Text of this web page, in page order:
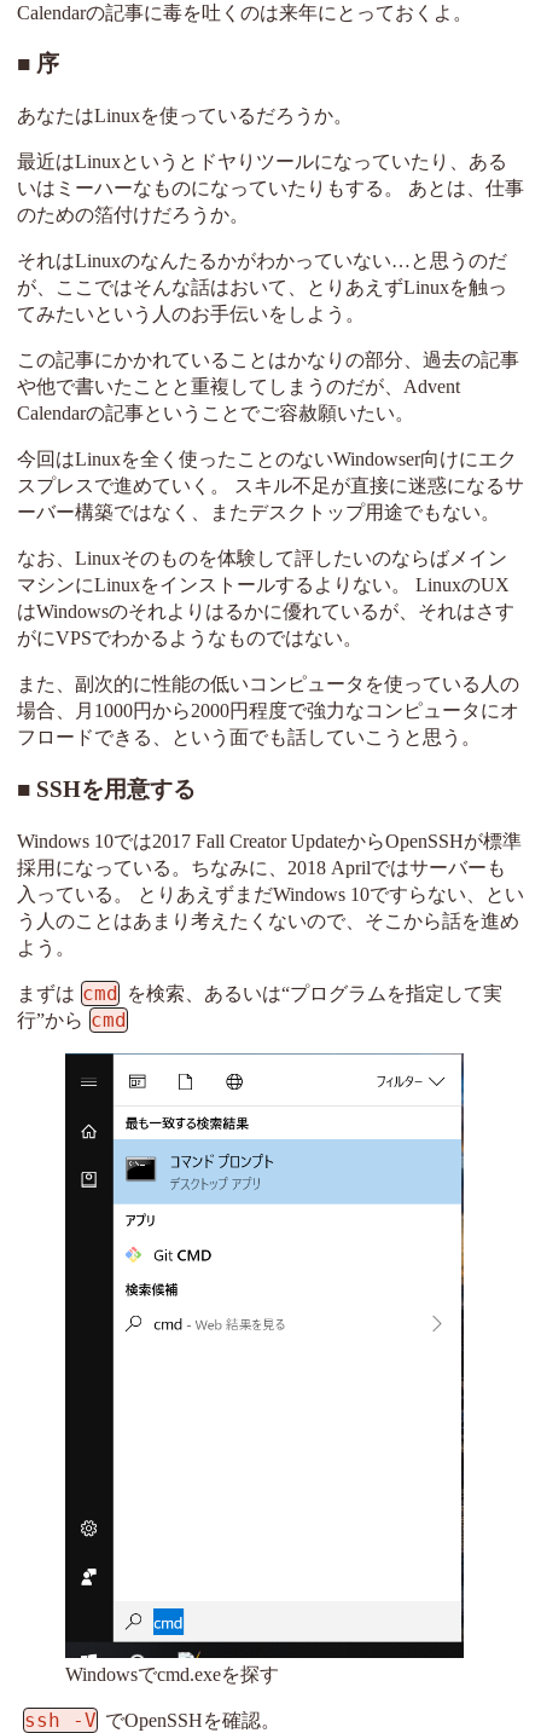
Calendarの記事に毒を吐くのは来年にとっておくよ。
序
あなたはLinuxを使っているだろうか。
最近はLinuxというとドヤりツールになっていたり、ある
いはミーハーなものになっていたりもする。 あとは、仕事
のための箔付けだろうか。
それはLinuxのなんたるかがわかっていない…と思うのだ
が、ここではそんな話はおいて、とりあえずLinuxを触っ
てみたいという人のお手伝いをしよう。
この記事にかかれていることはかなりの部分、過去の記事
や他で書いたことと重複してしまうのだが、Advent
Calendarの記事ということでご容赦願いたい。
今回はLinuxを全く使ったことのないWindowser向けにエク
スプレスで進めていく。 スキル不足が直接に迷惑になるサ
ーバー構築ではなく、またデスクトップ用途でもない。
なお、Linuxそのものを体験して評したいのならばメイン
マシンにLinuxをインストールするよりない。 LinuxのUX
はWindowsのそれよりはるかに優れているが、それはさす
がにVPSでわかるようなものではない。
また、副次的に性能の低いコンピュータを使っている人の
場合、月1000円から2000円程度で強力なコンピュータにオ
フロードできる、という面でも話していこうと思う。
SSHを用意する
Windows 10では2017 Fall Creator UpdateからOpenSSHが標準
採用になっている。ちなみに、2018 Aprilではサーバーも
入っている。 とりあえずまだWindows 10ですらない、とい
う人のことはあまり考えたくないので、そこから話を進め
よう。
まずは cmd を検索、あるいは“プログラムを指定して実
行”から cmd
Windowsでcmd.exeを探す
ssh -V でOpenSSHを確認。